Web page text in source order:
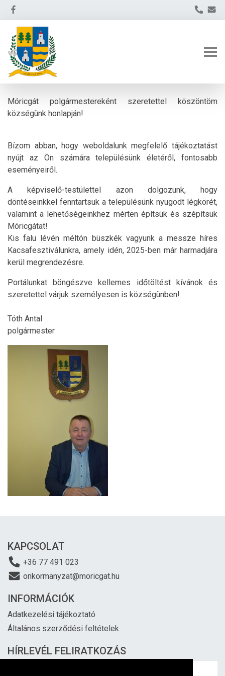
Móricgát polgármestereként szeretettel köszöntöm
községünk honlapján!
Bízom abban, hogy weboldalunk megfelelő tájékoztatást
nyújt az Ön számára településünk életéről, fontosabb
eseményeiről.
A képviselő-testülettel azon dolgozunk, hogy
döntéseinkkel fenntartsuk a településünk nyugodt légkörét,
valamint a lehetőségeinkhez mérten építsük és szépítsük
Móricgátat!
Kis falu lévén méltón büszkék vagyunk a messze híres
Kacsafesztiválunkra, amely idén, 2025-ben már harmadjára
kerül megrendezésre.
Portálunkat böngészve kellemes időtöltést kívánok és
szeretettel várjuk személyesen is községünben!
Tóth Antal
polgármester
KAPCSOLAT
+36 77 491 023
onkormanyzat@moricgat.hu
INFORMÁCIÓK
Adatkezelési tájékoztató
Általános szerződési feltételek
HÍRLEVÉL FELIRATKOZÁS